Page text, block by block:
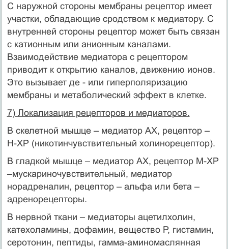
С наружной стороны мембраны рецептор имеет
участки, обладающие сродством к медиатору. С
внутренней стороны рецептор может быть связан
с катионным или анионным каналами.
Взаимодействие медиатора с рецептором
приводит к открытию каналов, движению ионов.
Это вызывает де - или гиперполяризацию
мембраны и метаболический эффект в клетке.
7) Локализация рецепторов и медиаторов.
В скелетной мышце – медиатор АХ, рецептор –
Н-ХР (никотинчувствительный холинорецептор).
В гладкой мышце – медиатор АХ, рецептор М-ХР
–мускариночувствительный, медиатор
норадреналин, рецептор – альфа или бета –
адренорецепторы.
В нервной ткани – медиаторы ацетилхолин,
катехоламины, дофамин, вещество Р, гистамин,
серотонин, пептиды, гамма-аминомаслянная